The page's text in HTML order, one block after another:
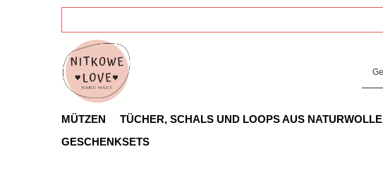
MÜTZEN TÜCHER, SCHALS UND LOOPS AUS NATURWOLLE
GESCHENKSETS